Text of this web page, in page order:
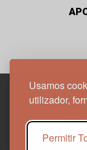
Usamos
utilizador,
Permitir
21